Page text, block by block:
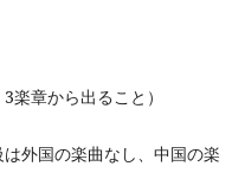
章から出ること）
外国の楽曲なし、中国の楽